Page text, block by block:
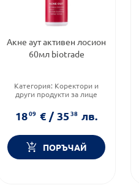
Акне аут активен лосион
60мл biotrade
Категория: Коректори и
други продукти за лице
OUT
Тип козметика:
1809 € / 3538 лв.
ПОРЪЧАЙ